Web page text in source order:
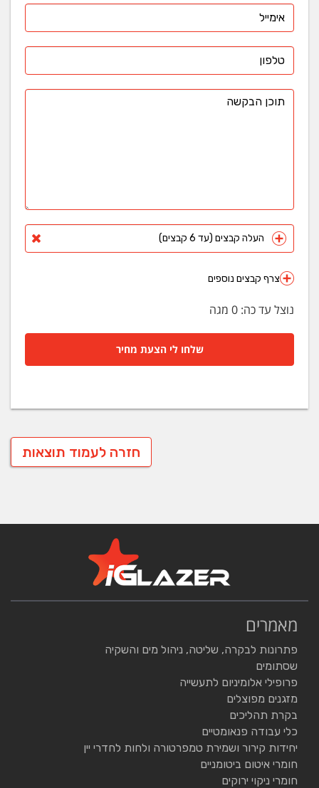
העלה קבצים (עד 6 קבצים)
צרף קבצים נוספים
נוצל עד כה: 0 מגה
שלחו לי הצעת מחיר
חזרה לעמוד תוצאות
מאמרים
פתרונות לבקרה, שליטה, ניהול מים והשקיה
שסתומים
פרופילי אלומיניום לתעשייה
מזגנים מפוצלים
בקרת תהליכים
כלי עבודה פנאומטיים
יחידות קירור ושמירת טמפרטורה ולחות לחדרי יין
חומרי איטום ביטומניים
חומרי ניקוי ירוקים